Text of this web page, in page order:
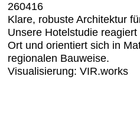
260416
Klare, robuste Architektur
Unsere Hotelstudie
Ort und orientiert sich in
regionalen Bauweise.
Visualisierung: VIR.works